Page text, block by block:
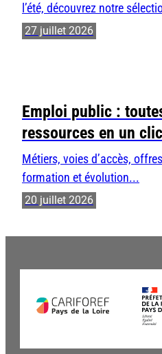
l’été, découvrez notre
27 juillet 2026
Emploi public :
ressources en un clic
Métiers, voies d’accès,
formation et évolution...
20 juillet 2026